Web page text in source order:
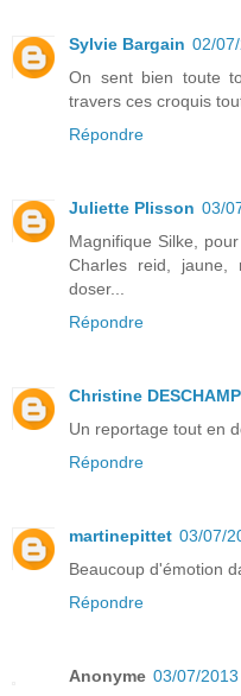
Sylvie Bargain 02/
On sent bien toute
travers ces croquis
Répondre
Juliette Plisson 03/
Magnifique Silke,
Charles reid,
doser...
Répondre
Christine
Un reportage tout en
Répondre
martinepittet 03/07/
Beaucoup d'émotion
Répondre
Anonyme 03/07/